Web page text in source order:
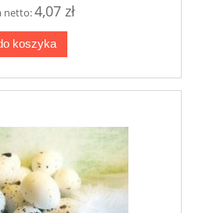
netto:4,07 zł
koszyka